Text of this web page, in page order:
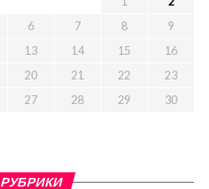
6 7 8
9
13 14 15
16
20 21 22
23
27 28 29
30
РУБРИКИ